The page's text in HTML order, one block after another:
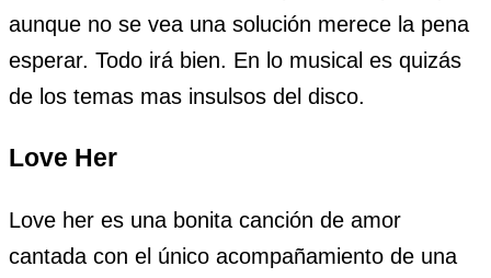
aunque no se vea una solución merece la pena
esperar. Todo irá bien. En lo musical es quizás
de los temas mas insulsos del disco.
Love Her
Love her es una bonita canción de amor
cantada con el único acompañamiento de una